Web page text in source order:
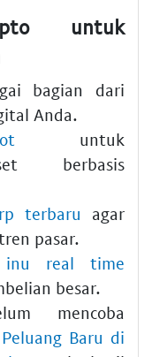
untuk
bagian dari
Anda.
untuk
berbasis
terbaru agar
pasar.
inu real time
besar.
mencoba
Baru di